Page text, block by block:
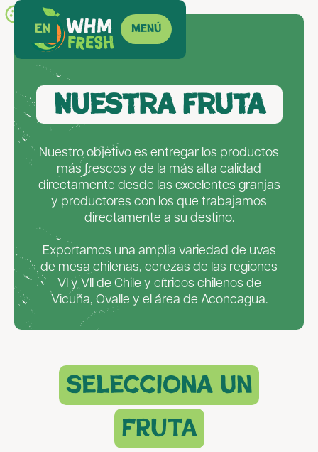
Menú
EN
Nuestra fruta
Nuestro objetivo es entregar los productos
más frescos y de la más alta calidad
directamente desde las excelentes granjas
y productores con los que trabajamos
directamente a su destino.
Exportamos una amplia variedad de uvas
de mesa chilenas, cerezas de las regiones
VI y VII de Chile y cítricos chilenos de
Vicuña, Ovalle y el área de Aconcagua.
selecciona un
FRUTA